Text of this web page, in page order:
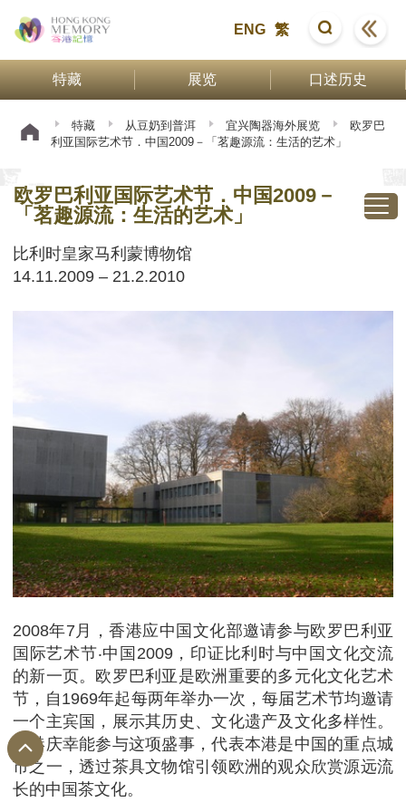
ENG 繁
特藏 展览 口述历史
特藏 从豆奶到普洱 宜兴陶器海外展览
欧罗巴
利亚国际艺术节．中国2009－「茗趣源流：生活的艺术」
欧罗巴利亚国际艺术节．中国2009－
「茗趣源流：生活的艺术」
比利时皇家马利蒙博物馆
14.11.2009 – 21.2.2010
2008年7月，香港应中国文化部邀请参与欧罗巴利亚
国际艺术节‧中国2009，印证比利时与中国文化交流
的新一页。欧罗巴利亚是欧洲重要的多元化文化艺术
节，自1969年起每两年举办一次，每届艺术节均邀请
一个主宾国，展示其历史、文化遗产及文化多样性。
香港庆幸能参与这项盛事，代表本港是中国的重点城
市之一，透过茶具文物馆引领欧洲的观众欣赏源远流
长的中国茶文化。